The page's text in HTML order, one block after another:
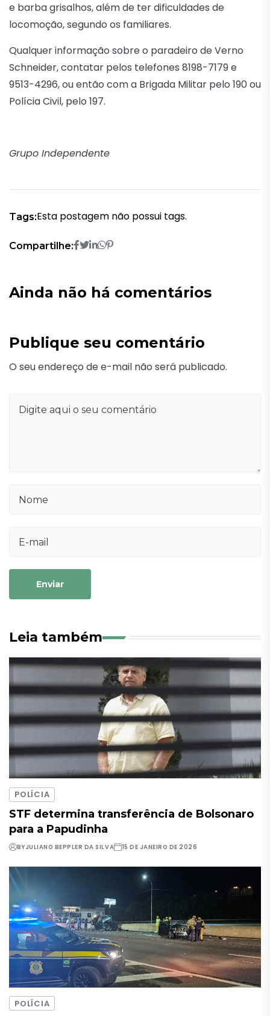
e barba grisalhos, além de ter dificuldades de
locomoção, segundo os familiares.
Qualquer informação sobre o paradeiro de Verno
Schneider, contatar pelos telefones 8198-7179 e
9513-4296, ou então com a Brigada Militar pelo 190 ou
Polícia Civil, pelo 197.
Grupo Independente
Tags:Esta postagem não possui tags.
Compartilhe:
Ainda não há comentários
Publique seu comentário
O seu endereço de e-mail não será publicado.
Enviar
Leia também
POLÍCIA
STF determina transferência de Bolsonaro
para a Papudinha
BYJULIANO BEPPLER DA SILVA 15 DE JANEIRO DE 2026
POLÍCIA